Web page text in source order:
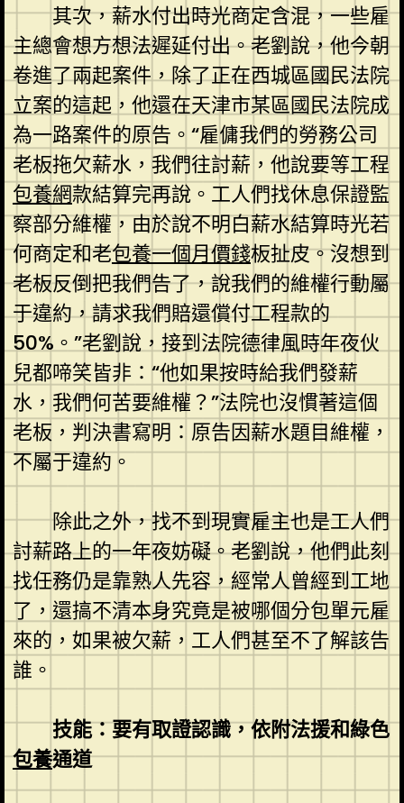
其次，薪水付出時光商定含混，一些雇
主總會想方想法遲延付出。老劉說，他今朝
卷進了兩起案件，除了正在西城區國民法院
立案的這起，他還在天津市某區國民法院成
為一路案件的原告。“雇傭我們的勞務公司
老板拖欠薪水，我們往討薪，他說要等工程
包養網款結算完再說。工人們找休息保證監
察部分維權，由於說不明白薪水結算時光若
何商定和老包養一個月價錢板扯皮。沒想到
老板反倒把我們告了，說我們的維權行動屬
于違約，請求我們賠還償付工程款的
50%。”老劉說，接到法院德律風時年夜伙
兒都啼笑皆非：“他如果按時給我們發薪
水，我們何苦要維權？”法院也沒慣著這個
老板，判決書寫明：原告因薪水題目維權，
不屬于違約。
除此之外，找不到現實雇主也是工人們
討薪路上的一年夜妨礙。老劉說，他們此刻
找任務仍是靠熟人先容，經常人曾經到工地
了，還搞不清本身究竟是被哪個分包單元雇
來的，如果被欠薪，工人們甚至不了解該告
誰。
技能：要有取證認識，依附法援和綠色
包養通道